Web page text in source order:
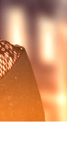
im Sale